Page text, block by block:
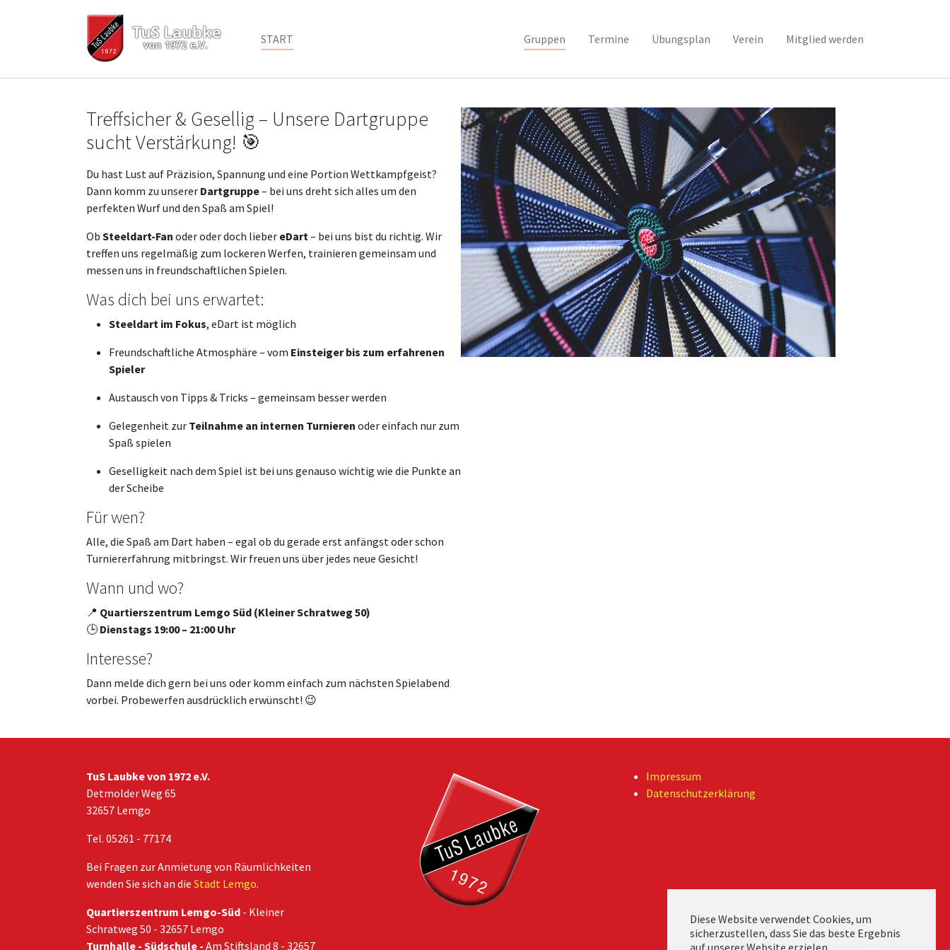
Diese Website verwendet Cookies, um
sicherzustellen, dass Sie das beste Ergebnis
auf unserer Website erzielen.
START Gruppen Termine Übungsplan Verein Mitglied werden
Treffsicher & Gesellig – Unsere Dartgruppe
sucht Verstärkung! 🎯
Du hast Lust auf Präzision, Spannung und eine Portion Wettkampfgeist?
Dann komm zu unserer Dartgruppe– bei uns dreht sich alles um den
perfekten Wurf und den Spaß am Spiel!
Ob Steeldart-Fan oder oder doch lieber eDart– bei uns bist du richtig. Wir
treffen uns regelmäßig zum lockeren Werfen, trainieren gemeinsam und
messen uns in freundschaftlichen Spielen.
Was dich bei uns erwartet:
Steeldart im Fokus, eDart ist möglich
Freundschaftliche Atmosphäre – vom Einsteiger bis zum erfahrenen
Spieler
Austausch von Tipps & Tricks – gemeinsam besser werden
Gelegenheit zur Teilnahme an internen Turnieren oder einfach nur zum
Spaß spielen
Geselligkeit nach dem Spiel ist bei uns genauso wichtig wie die Punkte an
der Scheibe
Für wen?
Alle, die Spaß am Dart haben – egal ob du gerade erst anfängst oder schon
Turniererfahrung mitbringst. Wir freuen uns über jedes neue Gesicht!
Wann und wo?
📍 Quartierszentrum Lemgo Süd (Kleiner Schratweg 50)
🕒 Dienstags 19:00 – 21:00 Uhr
Interesse?
Dann melde dich gern bei uns oder komm einfach zum nächsten Spielabend
vorbei. Probewerfen ausdrücklich erwünscht! 😉
TuS Laubke von 1972 e.V.
Detmolder Weg 65
32657 Lemgo
Tel. 05261 - 77174
Bei Fragen zur Anmietung von Räumlichkeiten
wenden Sie sich an die Stadt Lemgo.
Quartierszentrum Lemgo-Süd - Kleiner
Schratweg 50 - 32657 Lemgo
Turnhalle - Südschule - Am Stiftsland 8 - 32657
Impressum
Datenschutzerklärung